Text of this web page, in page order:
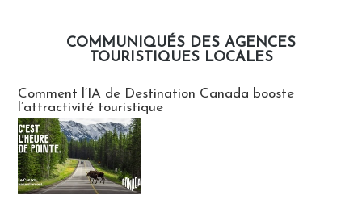
COMMUNIQUÉS DES AGENCES
TOURISTIQUES LOCALES
Comment l’IA de Destination Canada booste
l’attractivité touristique